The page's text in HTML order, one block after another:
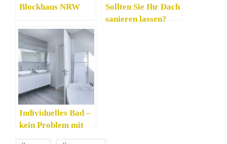
Blockhaus NRW
Sollten Sie Ihr Dach
sanieren lassen?
Individuelles Bad –
kein Problem mit